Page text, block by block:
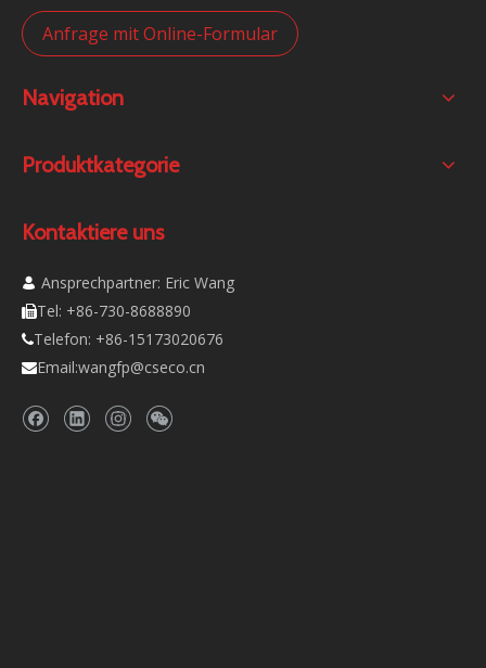
Anfrage mit Online-Formular
Navigation
Produktkategorie
Kontaktiere uns
 Ansprechpartner: Eric Wang
Tel: +86-730-8688890
Telefon: +86-15173020676
Email:wangfp@cseco.cn